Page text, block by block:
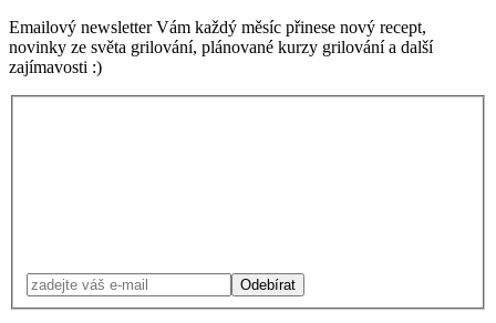
Emailový newsletter Vám každý měsíc přinese nový recept,
novinky ze světa grilování, plánované kurzy grilování a další
zajímavosti :)
Odebírat